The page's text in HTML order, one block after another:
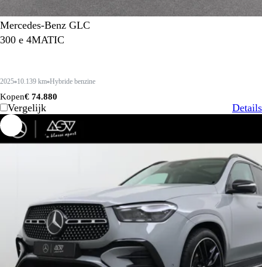
Mercedes-Benz GLC
300 e 4MATIC
2025 10.139 km Hybride benzine
Kopen€ 74.880
Vergelijk Details